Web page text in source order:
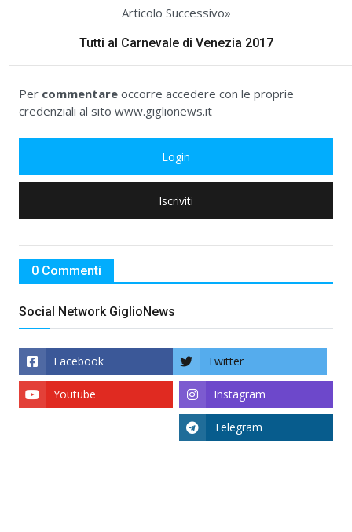
Articolo Successivo»
Tutti al Carnevale di Venezia 2017
Per commentare occorre accedere con le proprie
credenziali al sito www.giglionews.it
Login
Iscriviti
0 Commenti
Social Network GiglioNews
Facebook Twitter
Instagram
Youtube
Telegram